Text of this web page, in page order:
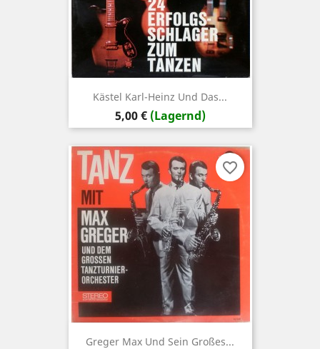
Kästel Karl-Heinz Und Das...
Preis
5,00 € (Lagernd)
Greger Max Und Sein Großes...
favorite_border